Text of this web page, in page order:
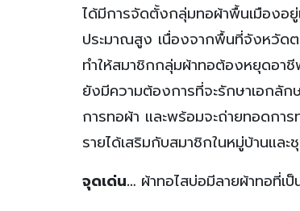
ได้มีการจัดตั้งกลุ่มทอผ้าพื้นเมืองอ
ประมาณสูง เนื่องจากพื้นที่จังหวัด
ทำให้สมาชิกกลุ่มผ้าทอต้องหยุดอา
ยังมีความต้องการที่จะรักษาเอกลั
การทอผ้า และพร้อมจะถ่ายทอดก
รายได้เสริมกับสมาชิกในหมู่บ้านและ
จุดเด่น… ผ้าทอไสบ่อมีลายผ้าทอที่เ